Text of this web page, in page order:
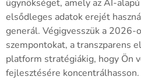
ügynökséget, amely az AI-
elsődleges adatok erejét
generál. Végigvesszük a
szempontokat, a transzparens
platform stratégiákig, hogy Ön
fejlesztésére koncentrálhasson.